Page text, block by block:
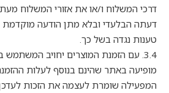
דרכי המשלוח ו/או את אזורי המשלוח
דעתה הבלעדי ובלא מתן הודעה
טענות נגדה בשל כך.
3.4. עם הזמנת המוצרים יחויב
מופיעה באתר שהינם בנוסף לעלות
המפעילה שומרת לעצמה את הזכות